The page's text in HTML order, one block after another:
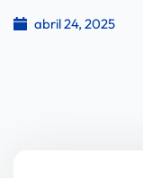
abril 24, 2025